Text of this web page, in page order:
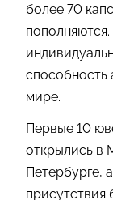
более 70
способность
мире.
Первые 10
открылись в
Петербурге,
присутствия